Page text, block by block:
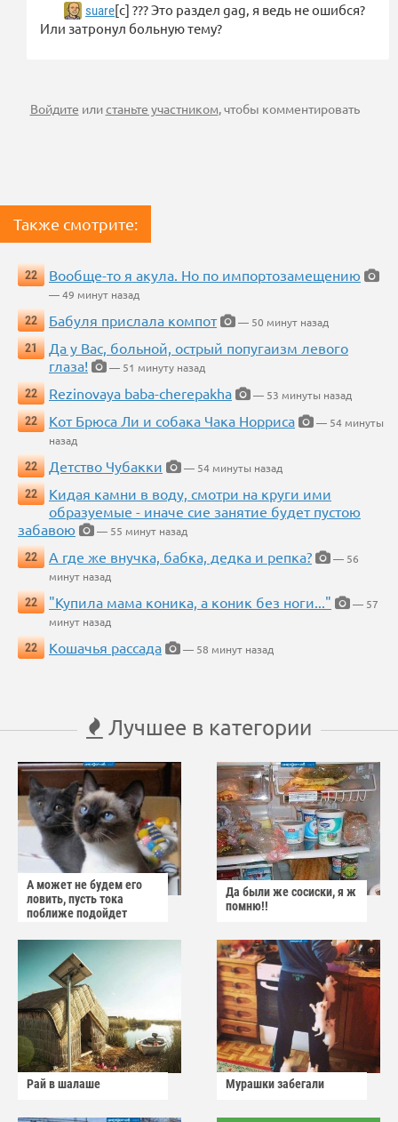
suare[с] ??? Это раздел gag, я ведь не ошибся?
Или затронул больную тему?
Войдите илистаньте участником, чтобы комментировать
Также смотрите:
22 Вообще-то я акула. Но по импортозамещению
— 49 минут назад
22
Бабуля прислала компот
— 50 минут назад
21
Да у Вас, больной, острый попугаизм левого
глаза!
— 51 минуту назад
22
Rezinovaya baba-cherepakha
— 53 минуты назад
22
Кот Брюса Ли и собака Чака Норриса
— 54 минуты
назад
22
Детство Чубакки
— 54 минуты назад
22
Кидая камни в воду, смотри на круги ими
образуемые - иначе сие занятие будет пустою
забавою
— 55 минут назад
22
А где же внучка, бабка, дедка и репка?
— 56
минут назад
22
"Купила мама коника, а коник без ноги..."
— 57
минут назад
22
Кошачья рассада — 58 минут назад
Лучшее в категории
А может не будем его
ловить, пусть тока
поближе подойдет
Да были же сосиски, я ж
помню!!
Рай в шалаше Мурашки забегали